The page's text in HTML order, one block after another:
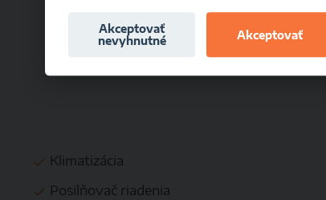
Akciová
Klimatizácia
Posilňovač riadenia
Akceptovať
nevyhnutné
Akceptovať